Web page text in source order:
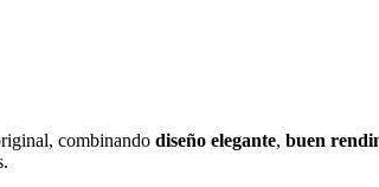
combinando diseño elegante, buen